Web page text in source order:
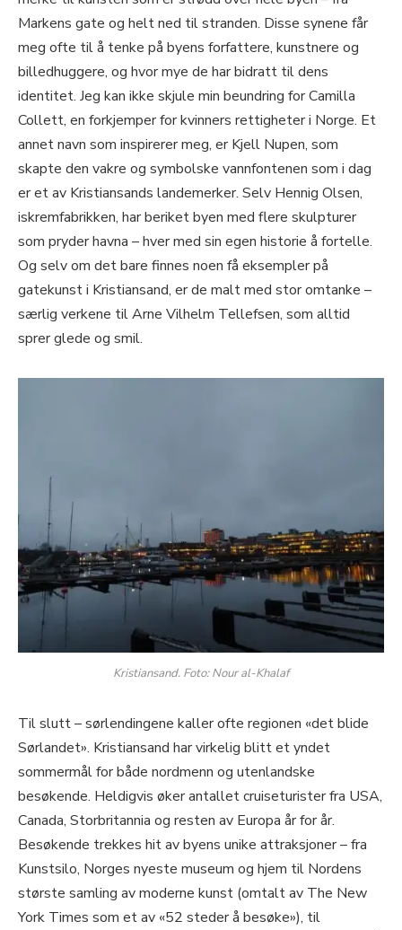
Markens gate og helt ned til stranden. Disse synene får
meg ofte til å tenke på byens forfattere, kunstnere og
billedhuggere, og hvor mye de har bidratt til dens
identitet. Jeg kan ikke skjule min beundring for Camilla
Collett, en forkjemper for kvinners rettigheter i Norge. Et
annet navn som inspirerer meg, er Kjell Nupen, som
skapte den vakre og symbolske vannfontenen som i dag
er et av Kristiansands landemerker. Selv Hennig Olsen,
iskremfabrikken, har beriket byen med flere skulpturer
som pryder havna – hver med sin egen historie å fortelle.
Og selv om det bare finnes noen få eksempler på
gatekunst i Kristiansand, er de malt med stor omtanke –
særlig verkene til Arne Vilhelm Tellefsen, som alltid
sprer glede og smil.
Kristiansand. Foto: Nour al-Khalaf
Til slutt – sørlendingene kaller ofte regionen «det blide
Sørlandet». Kristiansand har virkelig blitt et yndet
sommermål for både nordmenn og utenlandske
besøkende. Heldigvis øker antallet cruiseturister fra USA,
Canada, Storbritannia og resten av Europa år for år.
Besøkende trekkes hit av byens unike attraksjoner – fra
Kunstsilo, Norges nyeste museum og hjem til Nordens
største samling av moderne kunst (omtalt av The New
York Times som et av «52 steder å besøke»), til